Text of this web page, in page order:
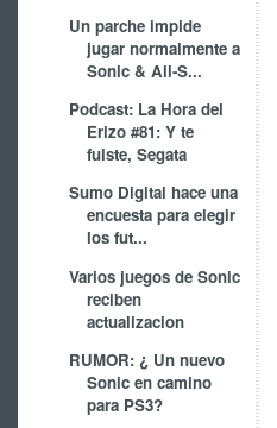
Un parche impide
jugar normalmente a
Sonic & All-S...
Podcast: La Hora del
Erizo #81: Y te
fuiste, Segata
Sumo Digital hace una
encuesta para elegir
los fut...
Varios juegos de Sonic
reciben
actualizacion
RUMOR: ¿ Un nuevo
Sonic en camino
para PS3?